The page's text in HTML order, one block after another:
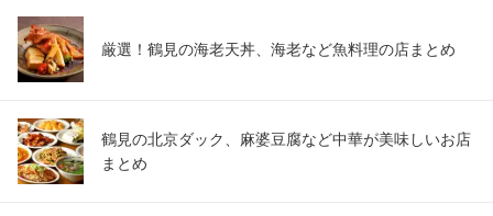
厳選！鶴見の海老天丼、海老など魚料理の店まとめ
鶴見の北京ダック、麻婆豆腐など中華が美味しいお店
まとめ